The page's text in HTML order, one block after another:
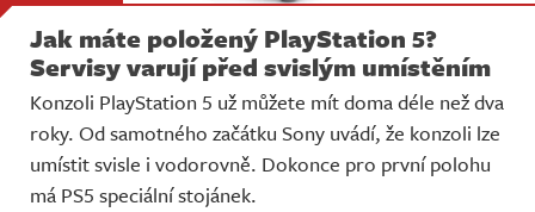
Jak máte položený PlayStation 5?
Servisy varují před svislým umístěním
Konzoli PlayStation 5 už můžete mít doma déle než dva
roky. Od samotného začátku Sony uvádí, že konzoli lze
umístit svisle i vodorovně. Dokonce pro první polohu
má PS5 speciální stojánek.